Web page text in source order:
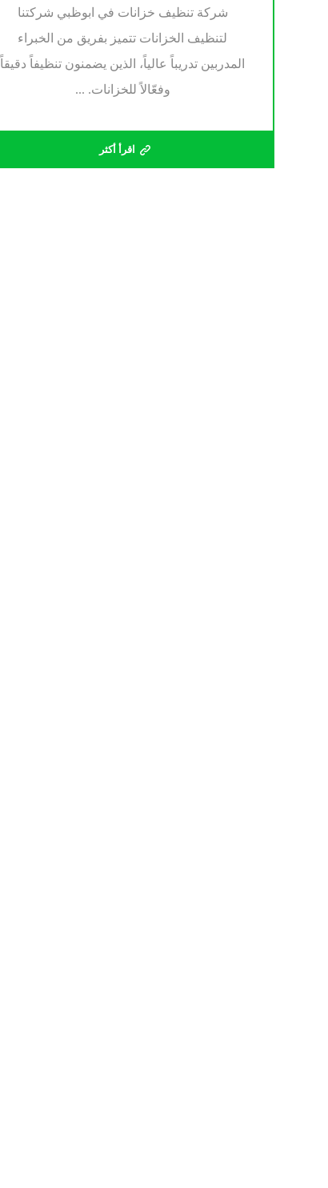
شركة تنظيف خزانات في ابوظبي شركتنا
لتنظيف الخزانات تتميز بفريق من الخبراء
المدربين تدريباً عالياً، الذين يضمنون تنظيفاً دقيقاً
وفعّالاً للخزانات. ...
اقرأ أكثر